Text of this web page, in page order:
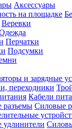
Аксессуары
Веревки
Перчатки
Подсумки
Кабели
Силовые